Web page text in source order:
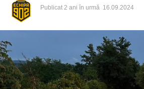
Publicat 2 ani în urmă 16.09.2024